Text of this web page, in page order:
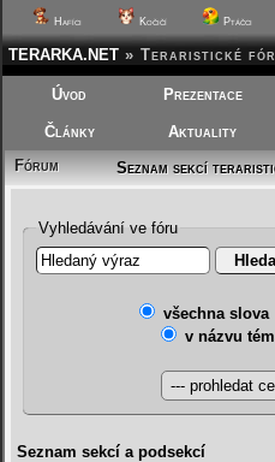
Hafíci Kočičí Ptáčci
TERARKA.NET » Teraristické
Úvod Prezentace
Články Aktuality
Fórum
Seznam sekcí
Vyhledávání ve fóru
všechna slova
v názvu
Seznam sekcí a podsekcí